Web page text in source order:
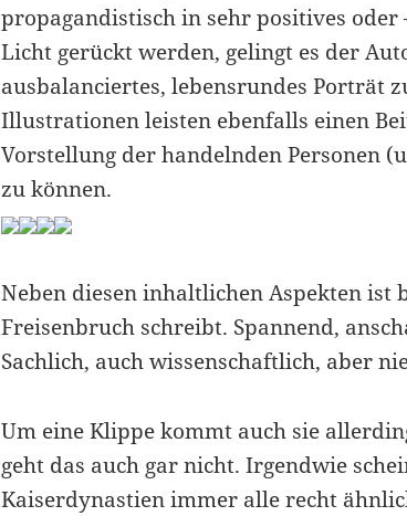
propagandistisch in sehr positives oder
Licht gerückt werden, gelingt es der
ausbalanciertes, lebensrundes Porträt
Illustrationen leisten ebenfalls einen
Vorstellung der handelnden Personen
zu können.
Neben diesen inhaltlichen Aspekten ist
Freisenbruch schreibt. Spannend,
Sachlich, auch wissenschaftlich, aber
Um eine Klippe kommt auch sie
geht das auch gar nicht. Irgendwie
Kaiserdynastien immer alle recht